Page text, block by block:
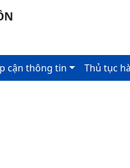
cận thông tin Thủ tục